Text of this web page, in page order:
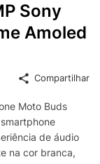
Sony
Amoled
Compartilhar
Moto Buds
de áudio
na cor branca,